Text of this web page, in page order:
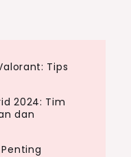
Tips
2024: Tim
dan